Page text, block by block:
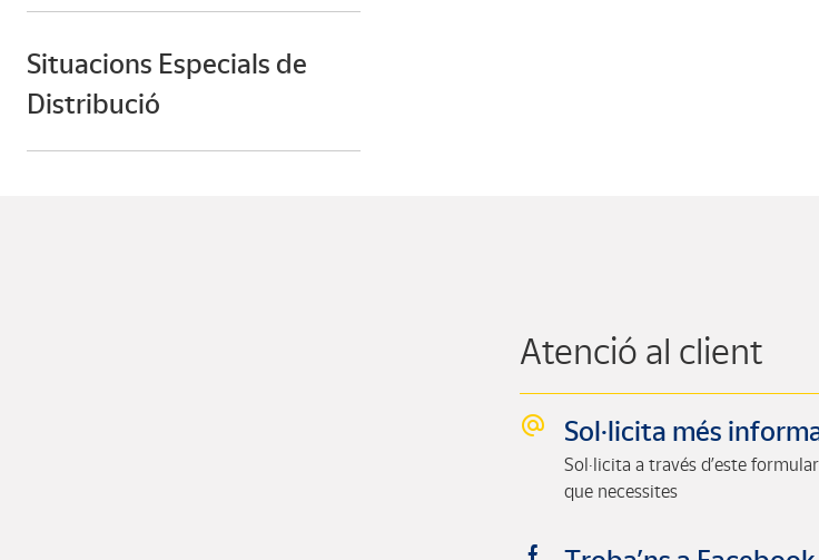
Situacions Especials de
Distribució
Atenció al client
Sol·licita més
Sol·licita a través d’este
que necessites